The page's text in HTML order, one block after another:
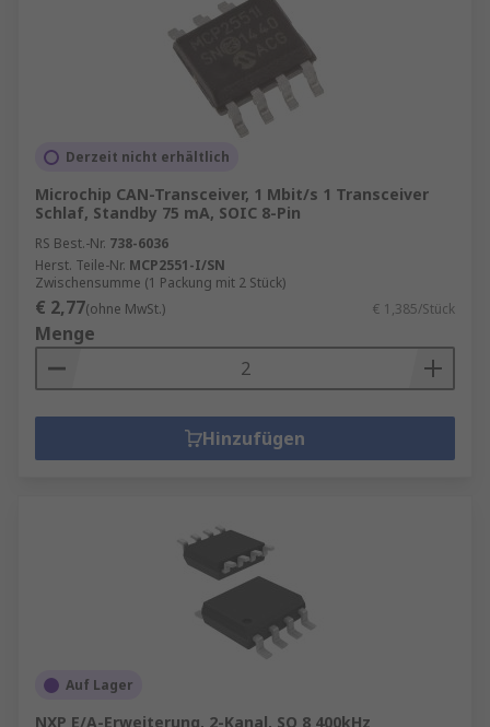
Derzeit nicht erhältlich
Microchip CAN-Transceiver, 1 Mbit/s 1 Transceiver
Schlaf, Standby 75 mA, SOIC 8-Pin
RS Best.-Nr. 738-6036
Herst. Teile-Nr. MCP2551-I/SN
Zwischensumme (1 Packung mit 2 Stück)
€ 2,77(ohne MwSt.) € 1,385/Stück
Menge
Hinzufügen
Auf Lager
NXP E/A-Erweiterung, 2-Kanal, SO 8 400kHz